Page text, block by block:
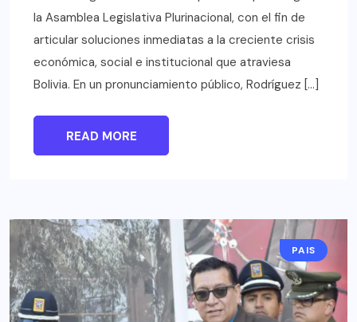
la Asamblea Legislativa Plurinacional, con el fin de
articular soluciones inmediatas a la creciente crisis
económica, social e institucional que atraviesa
Bolivia. En un pronunciamiento público, Rodríguez […]
READ MORE
PAIS